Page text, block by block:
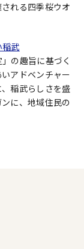
れる四季桜ウオ
武
の趣旨に基づく
アドベンチャー
稲武らしさを盛
に、地域住民の